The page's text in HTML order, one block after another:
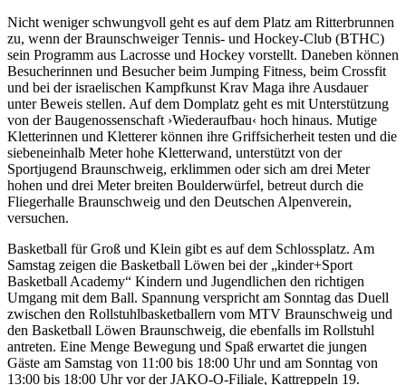
Nicht weniger schwungvoll geht es auf dem Platz am Ritterbrunnen
zu, wenn der Braunschweiger Tennis- und Hockey-Club (BTHC)
sein Programm aus Lacrosse und Hockey vorstellt. Daneben können
Besucherinnen und Besucher beim Jumping Fitness, beim Crossfit
und bei der israelischen Kampfkunst Krav Maga ihre Ausdauer
unter Beweis stellen. Auf dem Domplatz geht es mit Unterstützung
von der Baugenossenschaft ›Wiederaufbau‹ hoch hinaus. Mutige
Kletterinnen und Kletterer können ihre Griffsicherheit testen und die
siebeneinhalb Meter hohe Kletterwand, unterstützt von der
Sportjugend Braunschweig, erklimmen oder sich am drei Meter
hohen und drei Meter breiten Boulderwürfel, betreut durch die
Fliegerhalle Braunschweig und den Deutschen Alpenverein,
versuchen.
Basketball für Groß und Klein gibt es auf dem Schlossplatz. Am
Samstag zeigen die Basketball Löwen bei der „kinder+Sport
Basketball Academy“ Kindern und Jugendlichen den richtigen
Umgang mit dem Ball. Spannung verspricht am Sonntag das Duell
zwischen den Rollstuhlbasketballern vom MTV Braunschweig und
den Basketball Löwen Braunschweig, die ebenfalls im Rollstuhl
antreten. Eine Menge Bewegung und Spaß erwartet die jungen
Gäste am Samstag von 11:00 bis 18:00 Uhr und am Sonntag von
13:00 bis 18:00 Uhr vor der JAKO-O-Filiale, Kattreppeln 19.